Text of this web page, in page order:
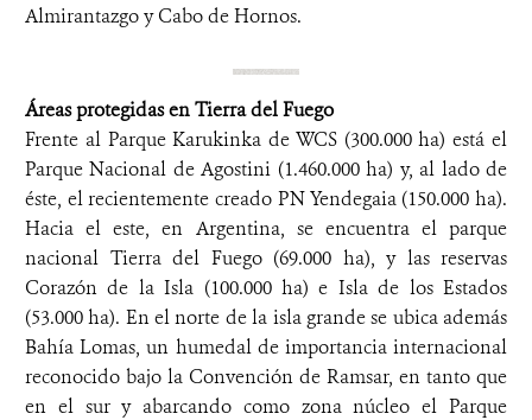
Almirantazgo y Cabo de Hornos.
Áreas protegidas en Tierra del Fuego
Frente al Parque Karukinka de WCS (300.000 ha) está el
Parque Nacional de Agostini (1.460.000 ha) y, al lado de
éste, el recientemente creado PN Yendegaia (150.000 ha).
Hacia el este, en Argentina, se encuentra el parque
nacional Tierra del Fuego (69.000 ha), y las reservas
Corazón de la Isla (100.000 ha) e Isla de los Estados
(53.000 ha). En el norte de la isla grande se ubica además
Bahía Lomas, un humedal de importancia internacional
reconocido bajo la Convención de Ramsar, en tanto que
en el sur y abarcando como zona núcleo el Parque